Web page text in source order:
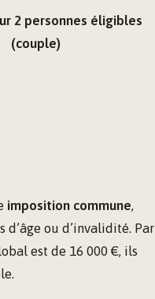
2 personnes éligibles
(couple)
imposition commune,
ou d’invalidité. Par
est de 16 000 €, ils